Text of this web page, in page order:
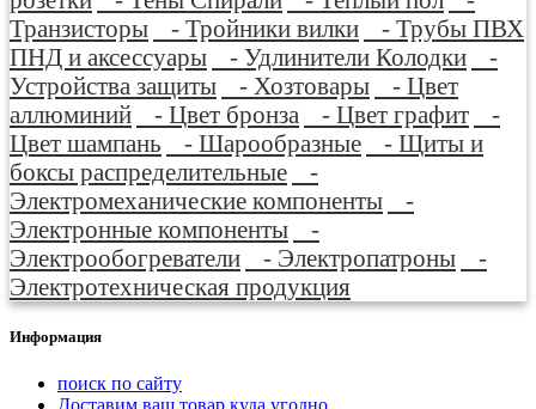
Транзисторы
- Тройники вилки
- Трубы ПВХ
ПНД и аксессуары
- Удлинители Колодки
-
Устройства защиты
- Хозтовары
- Цвет
аллюминий
- Цвет бронза - Цвет графит
-
Цвет шампань
- Шарообразные
- Щиты и
боксы распределительные
-
Электромеханические компоненты
-
Электронные компоненты
-
Электрообогреватели
- Электропатроны
-
Электротехническая продукция
Информация
поиск по сайту
Доставим ваш товар куда угодно